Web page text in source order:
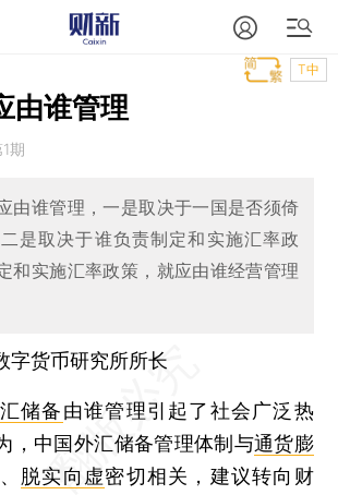
T中
由谁管理
期
由谁管理，一是取决于一国是否须倚
是取决于谁负责制定和实施汇率政
和实施汇率政策，就应由谁经营管理
字货币研究所所长
储备由谁管理引起了社会广泛热
，中国外汇储备管理体制与通货膨
脱实向虚密切相关，建议转向财